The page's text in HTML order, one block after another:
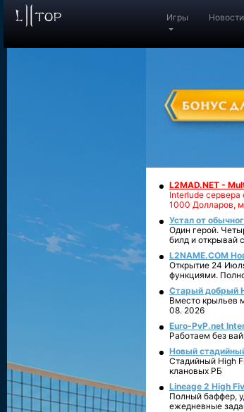
Игры Новости
L2MAD.NET -
Interlude
1000 Долларов,
Устал от
Один герой.
билд и открывай
L2NAME.COM
Открытие 24
функциями.
Старый добрый
Вместо крыльев
08. 2026
Euro-PvP.net
Работаем без
Новый
Стадийный High
клановых РБ
Lineage 2 High
Полный баффер,
ежедневные